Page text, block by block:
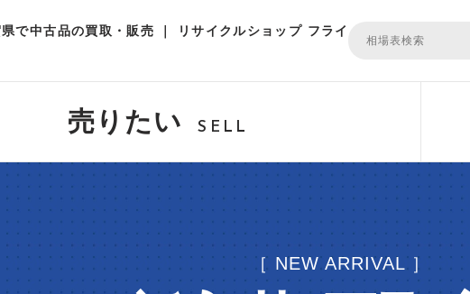
で中古品の買取・販売 ｜ リサイクルショップ フライ
売りたい SELL
［ NEW ARRIVAL ］